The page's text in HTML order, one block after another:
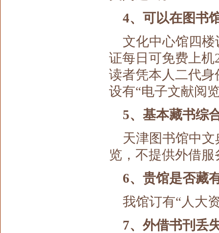
4、可以在图书
文化中心馆四楼
证每日可免费上机
读者凭本人二代
设有“电子文献阅
5、基本藏书综
天津图书馆中
览 ， 不提供外借服
6、贵馆是否藏
我馆订有“人大
7、外借书刊丢